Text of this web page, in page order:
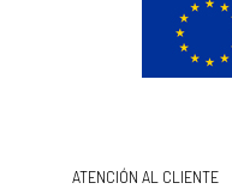
ATENCIÓN AL CLIENTE